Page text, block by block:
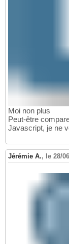
Moi non plus
Peut-être
Javascript, je ne
Jérémie A., le 28/